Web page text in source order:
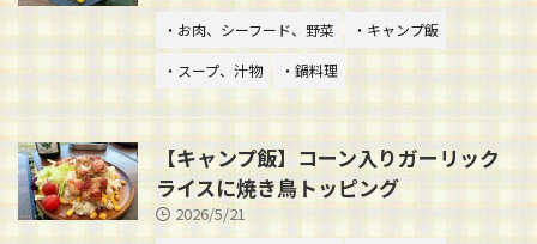
・お肉、シーフード、野菜
・キャンプ飯
・スープ、汁物
・鍋料理
【キャンプ飯】コーン入りガーリック
ライスに焼き鳥トッピング
2026/5/21